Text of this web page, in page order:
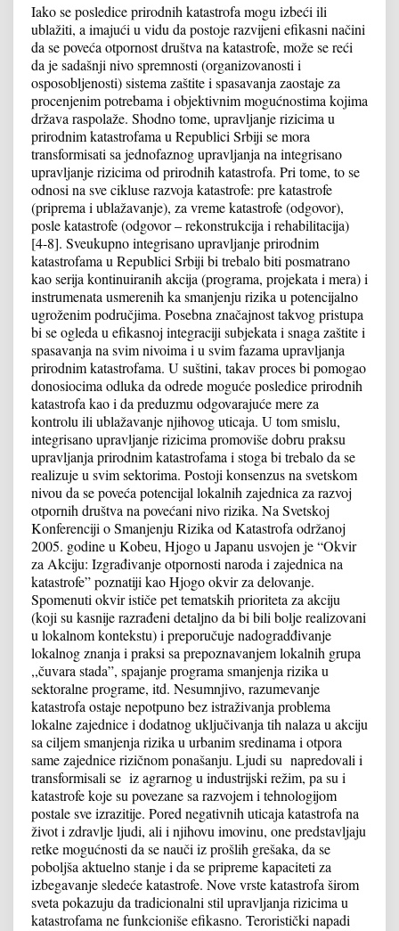
Iako se posledice prirodnih katastrofa mogu izbeći ili
ublažiti, a imajući u vidu da postoje razvijeni efikasni načini
da se poveća otpornost društva na katastrofe, može se reći
da je sadašnji nivo spremnosti (organizovanosti i
osposobljenosti) sistema zaštite i spasavanja zaostaje za
procenjenim potrebama i objektivnim mogućnostima kojima
država raspolaže. Shodno tome, upravljanje rizicima u
prirodnim katastrofama u Republici Srbiji se mora
transformisati sa jednofaznog upravljanja na integrisano
upravljanje rizicima od prirodnih katastrofa. Pri tome, to se
odnosi na sve cikluse razvoja katastrofe: pre katastrofe
(priprema i ublažavanje), za vreme katastrofe (odgovor),
posle katastrofe (odgovor – rekonstrukcija i rehabilitacija)
[4-8]. Sveukupno integrisano upravljanje prirodnim
katastrofama u Republici Srbiji bi trebalo biti posmatrano
kao serija kontinuiranih akcija (programa, projekata i mera) i
instrumenata usmerenih ka smanjenju rizika u potencijalno
ugroženim područjima. Posebna značajnost takvog pristupa
bi se ogleda u efikasnoj integraciji subjekata i snaga zaštite i
spasavanja na svim nivoima i u svim fazama upravljanja
prirodnim katastrofama. U suštini, takav proces bi pomogao
donosiocima odluka da odrede moguće posledice prirodnih
katastrofa kao i da preduzmu odgovarajuće mere za
kontrolu ili ublažavanje njihovog uticaja. U tom smislu,
integrisano upravljanje rizicima promoviše dobru praksu
upravljanja prirodnim katastrofama i stoga bi trebalo da se
realizuje u svim sektorima. Postoji konsenzus na svetskom
nivou da se poveća potencijal lokalnih zajednica za razvoj
otpornih društva na povećani nivo rizika. Na Svetskoj
Konferenciji o Smanjenju Rizika od Katastrofa održanoj
2005. godine u Kobeu, Hjogo u Japanu usvojen je “Okvir
za Akciju: Izgrađivanje otpornosti naroda i zajednica na
katastrofe” poznatiji kao Hjogo okvir za delovanje.
Spomenuti okvir ističe pet tematskih prioriteta za akciju
(koji su kasnije razrađeni detaljno da bi bili bolje realizovani
u lokalnom kontekstu) i preporučuje nadogradđivanje
lokalnog znanja i praksi sa prepoznavanjem lokalnih grupa
,,čuvara stada”, spajanje programa smanjenja rizika u
sektoralne programe, itd. Nesumnjivo, razumevanje
katastrofa ostaje nepotpuno bez istraživanja problema
lokalne zajednice i dodatnog uključivanja tih nalaza u akciju
sa ciljem smanjenja rizika u urbanim sredinama i otpora
same zajednice rizičnom ponašanju. Ljudi su napredovali i
transformisali se iz agrarnog u industrijski režim, pa su i
katastrofe koje su povezane sa razvojem i tehnologijom
postale sve izrazitije. Pored negativnih uticaja katastrofa na
život i zdravlje ljudi, ali i njihovu imovinu, one predstavljaju
retke mogućnosti da se nauči iz prošlih grešaka, da se
poboljša aktuelno stanje i da se pripreme kapaciteti za
izbegavanje sledeće katastrofe. Nove vrste katastrofa širom
sveta pokazuju da tradicionalni stil upravljanja rizicima u
katastrofama ne funkcioniše efikasno. Teroristički napadi